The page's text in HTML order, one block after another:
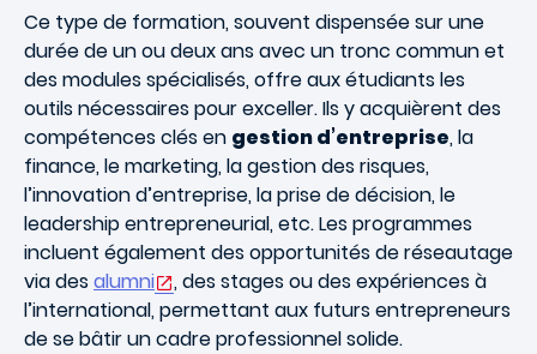
Ce type de formation, souvent dispensée sur une
durée de un ou deux ans avec un tronc commun et
des modules spécialisés, offre aux étudiants les
outils nécessaires pour exceller. Ils y acquièrent des
compétences clés en gestion d’entreprise, la
finance, le marketing, la gestion des risques,
l’innovation d’entreprise, la prise de décision, le
leadership entrepreneurial, etc. Les programmes
incluent également des opportunités de réseautage
via desalumni
, des stages ou des expériences à
l’international, permettant aux futurs entrepreneurs
de se bâtir un cadre professionnel solide.